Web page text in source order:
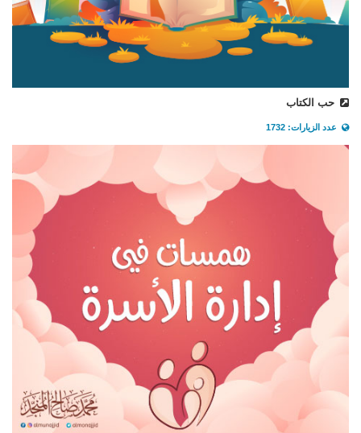
حب الكتاب
عدد الزيارات: 1732